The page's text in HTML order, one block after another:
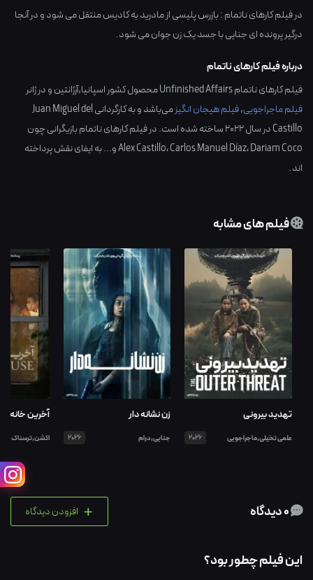
در فیلم کارهای ناتمام : بازرس پلیسی از مادرید به کادیس منتقل می شود و در آنجا
درگیر پرونده ای جنایی با جسد یک زن جوان می شود.
درباره فیلم کارهای ناتمام
فیلم کارهای ناتمام Unfinished Affairs محصول کشور اسپانیا,آرژانتینو در ژانر
فیلم ماجراجویی,فیلم هیجان انگیزمی‌باشد و به کارگردانیJuan Miguel del
Castilloدر سال2022ساخته شده است. در فیلم کارهای ناتمام بازیگرانی چون
Alex Castillo،Carlos Manuel Díaz،Dariam Coco
و... به ایفای نقش پرداخته
اند.
فیلم های مشابه
تهدید بیرونی
علمی تخیلی,ماجراجویی 2026
زن نشانه دار
جنایی,درام 2026
آخرین خانه
اکشن,ترسناک
+ افزودن دیدگاه
این فیلم چطور بود؟